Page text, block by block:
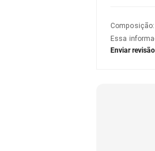
Composição:
Essa
Enviar revisão